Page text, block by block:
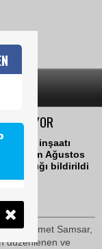
AÇILIYOR
beri inşaatı
Ağustos
bildirildi
Mehmet Samsar,
düzenlenen ve